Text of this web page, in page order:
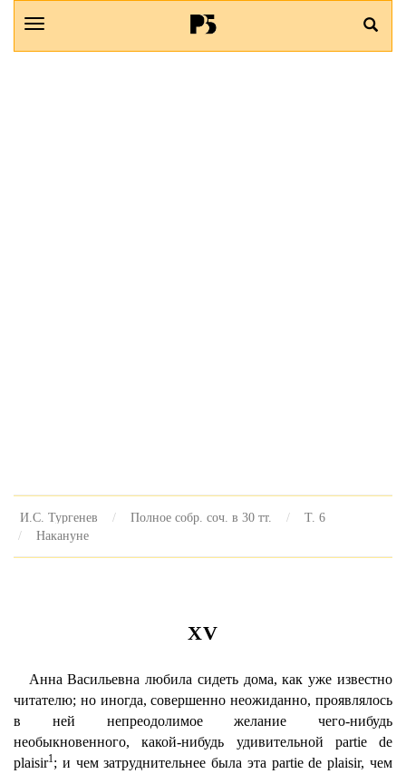
И.С. Тургенев Полное собр. соч. в 30 тт.
Т. 6
Накануне
XV
Анна Васильевна любила сидеть дома, как уже известно
читателю; но иногда, совершенно неожиданно, проявлялось
в ней непреодолимое желание чего-нибудь
необыкновенного, какой-нибудь удивительной partie de
plaisir1 ; и чем затруднительнее была эта partie de plaisir, чем